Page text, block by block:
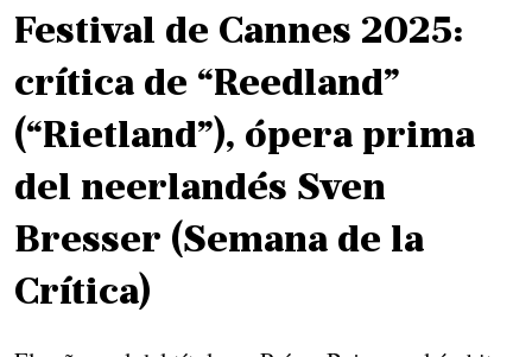
Festival de Cannes 2025:
crítica de “Reedland”
(“Rietland”), ópera prima
del neerlandés Sven
Bresser (Semana de la
Crítica)